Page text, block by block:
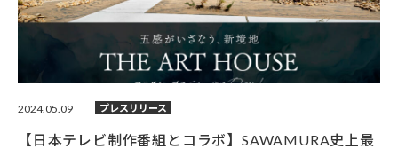
2024.05.09 プレスリリース
【日本テレビ制作番組とコラボ】SAWAMURA史上最